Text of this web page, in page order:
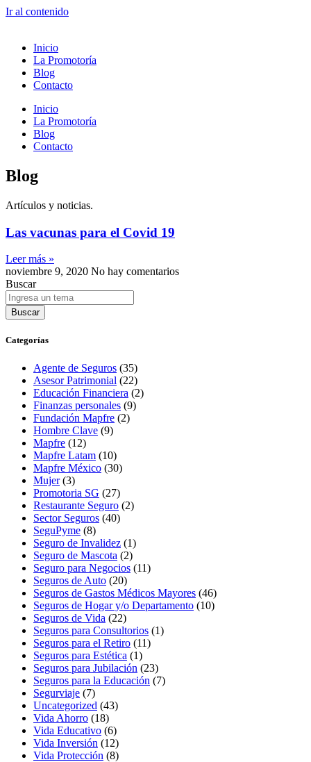
Ir al contenido
Inicio
La Promotoría
Blog
Contacto
Inicio
La Promotoría
Blog
Contacto
Blog
Artículos y noticias.
Las vacunas para el Covid 19
Leer más »
noviembre 9, 2020 No hay comentarios
Buscar
Buscar
Categorías
Agente de Seguros (35)
Asesor Patrimonial (22)
Educación Financiera (2)
Finanzas personales (9)
Fundación Mapfre (2)
Hombre Clave (9)
Mapfre (12)
Mapfre Latam (10)
Mapfre México (30)
Mujer(3)
Promotoria SG (27)
Restaurante Seguro (2)
Sector Seguros (40)
SeguPyme (8)
Seguro de Invalidez (1)
Seguro de Mascota (2)
Seguro para Negocios (11)
Seguros de Auto (20)
Seguros de Gastos Médicos Mayores (46)
Seguros de Hogar y/o Departamento (10)
Seguros de Vida (22)
Seguros para Consultorios (1)
Seguros para el Retiro (11)
Seguros para Estética (1)
Seguros para Jubilación (23)
Seguros para la Educación (7)
Segurviaje (7)
Uncategorized (43)
Vida Ahorro (18)
Vida Educativo (6)
Vida Inversión (12)
Vida Protección (8)